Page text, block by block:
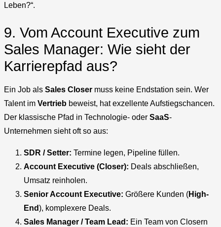
Leben?“.
9. Vom Account Executive zum
Sales Manager: Wie sieht der
Karrierepfad aus?
Ein Job als Sales Closer muss keine Endstation sein. Wer
Talent im Vertrieb beweist, hat exzellente Aufstiegschancen.
Der klassische Pfad in Technologie- oder SaaS-
Unternehmen sieht oft so aus:
SDR / Setter: Termine legen, Pipeline füllen.
Account Executive (Closer): Deals abschließen,
Umsatz reinholen.
Senior Account Executive: Größere Kunden (High-
End), komplexere Deals.
Sales Manager / Team Lead: Ein Team von Closern